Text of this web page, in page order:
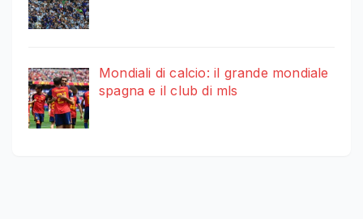
Mondiali di calcio: il grande mondiale
spagna e il club di mls